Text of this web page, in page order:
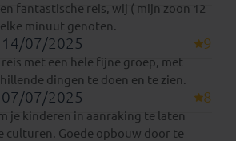
fantastische reis, wij ( mijn zoon 12
minuut genoten.
07/2025 9
met een hele fijne groep, met
dingen te doen en te zien.
07/2025 8
je kinderen in aanraking te laten
culturen. Goede opbouw door te